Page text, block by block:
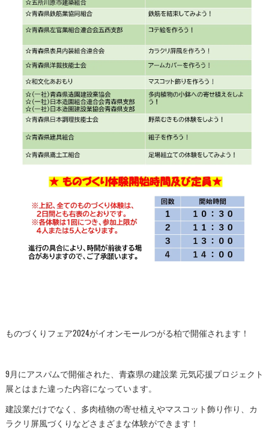
ものづくりフェア2024がイオンモールつがる柏で開催されます！
9月にアスパムで開催された、青森県の建設業 元気応援プロジェクト
展とはまた違った内容になっています。
建設業だけでなく、多肉植物の寄せ植えやマスコット飾り作り、カ
ラクリ屏風づくりなどさまざまな体験ができます！